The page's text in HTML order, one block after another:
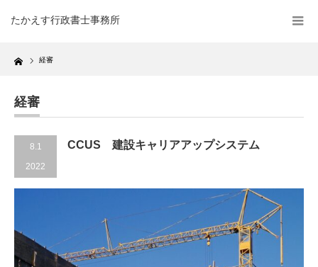
たかえす行政書士事務所
Home 経審
経審
8.1
2022
CCUS 建設キャリアアップシステム